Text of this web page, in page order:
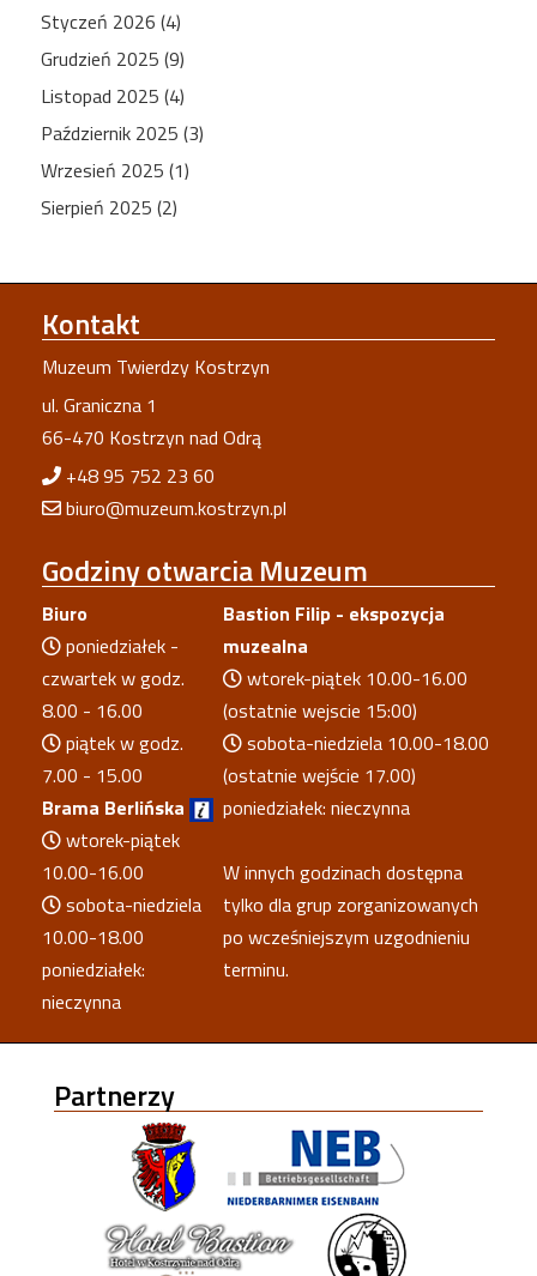
Styczeń 2026 (4)
Grudzień 2025 (9)
Listopad 2025 (4)
Październik 2025 (3)
Wrzesień 2025 (1)
Sierpień 2025 (2)
Kontakt
Muzeum Twierdzy Kostrzyn
ul. Graniczna 1
66-470 Kostrzyn nad Odrą
+48 95 752 23 60
biuro@muzeum.kostrzyn.pl
Godzinyotwarcia Muzeum
Biuro
poniedziałek -
czwartek w godz.
8.00 - 16.00
piątek w godz.
7.00 - 15.00
Brama Berlińska
wtorek-piątek
10.00-16.00
sobota-niedziela
10.00-18.00
poniedziałek:
nieczynna
Bastion Filip - ekspozycja
muzealna
wtorek-piątek 10.00-16.00
(ostatnie wejscie 15:00)
sobota-niedziela 10.00-18.00
(ostatnie wejście 17.00)
poniedziałek: nieczynna
W innych godzinach dostępna
tylko dla grup zorganizowanych
po wcześniejszym uzgodnieniu
terminu.
Partnerzy